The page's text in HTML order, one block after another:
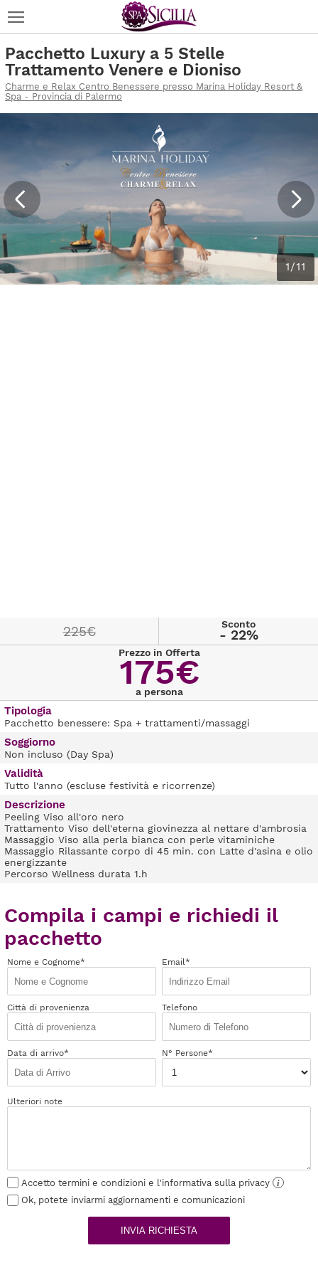
Pacchetto Luxury a 5 Stelle
Trattamento Venere e Dioniso
Charme e Relax Centro Benessere presso Marina Holiday Resort &
Spa - Provincia di Palermo
1/11
225€ Sconto
- 22%
Prezzo in Offerta
175€
a persona
Tipologia
Pacchetto benessere: Spa + trattamenti/massaggi
Soggiorno
Non incluso (Day Spa)
Validità
Tutto l'anno (escluse festività e ricorrenze)
Descrizione
Peeling Viso all'oro nero
Trattamento Viso dell'eterna giovinezza al nettare d'ambrosia
Massaggio Viso alla perla bianca con perle vitaminiche
Massaggio Rilassante corpo di 45 min. con Latte d'asina e olio
energizzante
Percorso Wellness durata 1.h
Compila i campi e richiedi il
pacchetto
Nome e Cognome* Email*
Città di provenienza Telefono
Data di arrivo* N° Persone*
Ulteriori note
Accetto termini e condizioni e l'informativa sulla privacy
i
Ok, potete inviarmi aggiornamenti e comunicazioni
INVIA RICHIESTA